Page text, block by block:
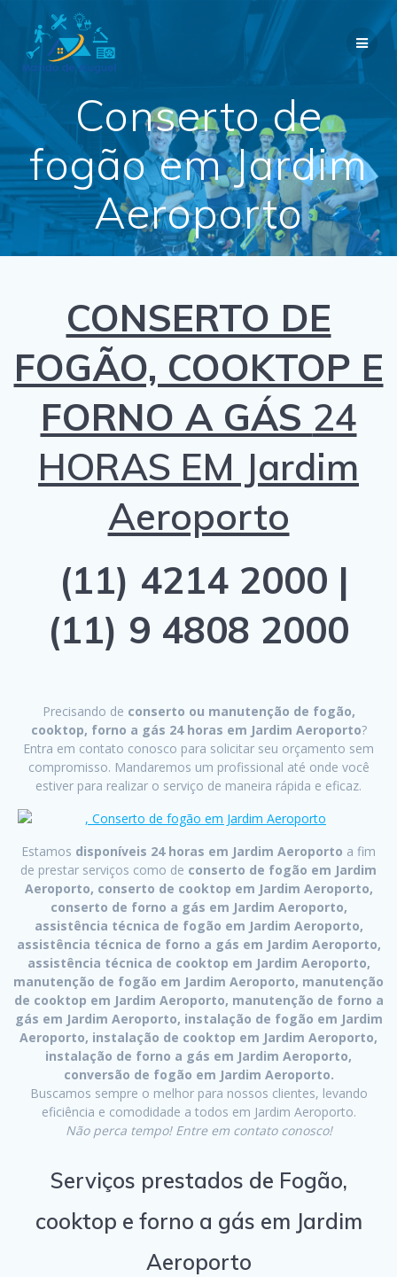
Conserto de
fogão em Jardim
Aeroporto
CONSERTO DE
FOGÃO, COOKTOP E
FORNO A GÁS 24
HORAS EM Jardim
Aeroporto
(11) 4214 2000 |
(11) 9 4808 2000
Precisando de conserto ou manutenção de fogão,
cooktop, forno a gás 24 horas em Jardim Aeroporto?
Entra em contato conosco para solicitar seu orçamento sem
compromisso. Mandaremos um profissional até onde você
estiver para realizar o serviço de maneira rápida e eficaz.
Estamos disponíveis 24 horas em Jardim Aeroporto a fim
de prestar serviços como de conserto de fogão em Jardim
Aeroporto, conserto de cooktop em Jardim Aeroporto,
conserto de forno a gás em Jardim Aeroporto,
assistência técnica de fogão em Jardim Aeroporto,
assistência técnica de forno a gás em Jardim Aeroporto,
assistência técnica de cooktop em Jardim Aeroporto,
manutenção de fogão em Jardim Aeroporto, manutenção
de cooktop em Jardim Aeroporto, manutenção de forno a
gás em Jardim Aeroporto, instalação de fogão em Jardim
Aeroporto, instalação de cooktop em Jardim Aeroporto,
instalação de forno a gás em Jardim Aeroporto,
conversão de fogão em Jardim Aeroporto.
Buscamos sempre o melhor para nossos clientes, levando
eficiência e comodidade a todos em Jardim Aeroporto.
Não perca tempo! Entre em contato conosco!
Serviços prestados de Fogão,
cooktop e forno a gás em Jardim
Aeroporto